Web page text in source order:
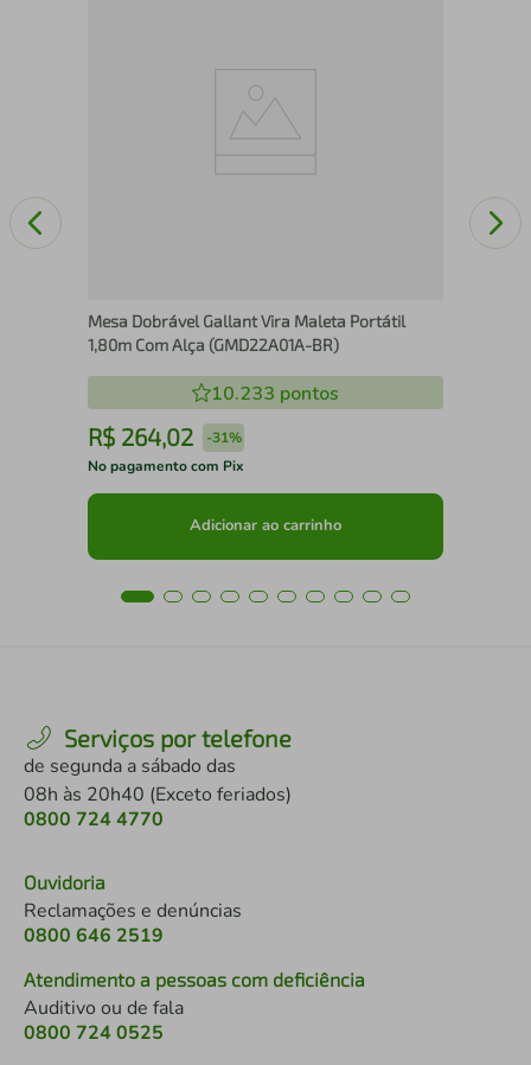
Mesa Dobrável Gallant Vira Maleta Portátil
1,80m Com Alça (GMD22A01A-BR)
10.233 pontos
R$ 264,02 -31%
No pagamento com Pix
Adicionar ao carrinho
Serviços por telefone
de segunda a sábado das
08h às 20h40 (Exceto feriados)
0800 724 4770
Ouvidoria
Reclamações e denúncias
0800 646 2519
Atendimento a pessoas com deficiência
Auditivo ou de fala
0800 724 0525